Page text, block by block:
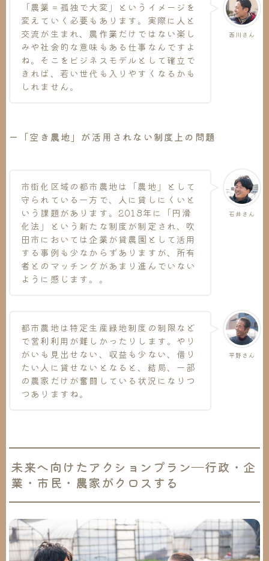
西川さん
「農業＝孤独で大変」というイメージを
変えていく必要もあります。実際に人と
交流が生まれ、農作業だけではない楽し
みや社会的な意味もある仕事なんですよ
ね。そこをビジネスモデルとして確立で
きれば、若い世代も入りやすくなるかも
しれません。
ー「空き農地」が活用されない制度上の問題
石井さん
市街化区域の都市農地は「農地」として
守られている一方で、人に貸しにくいと
いう課題があります。2018年に「円滑
化法」という新たな制度が制定され、吹
田市においては企業が貸農園として活用
する事例も少なからずありますが、所有
者とのマッチングがあまり進んでいない
ように感じます。。
平野さん
都市農地は特定生産緑地制度の制限など
で営利利用が難しかったりします。やり
がいも見出せない、収益も少ない、借り
たい人に貸せないとなると、結局、一部
の農家だけが奮闘している状況になりつ
つありますね。
未来へ向けたアクションプラン―行政・企
業・市民・農家がクロスする